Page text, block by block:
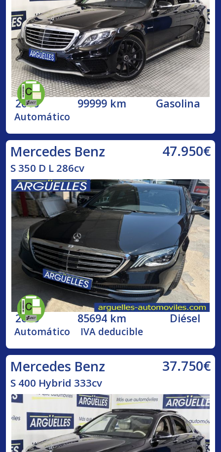
2016 99999 km Gasolina
Automático
Mercedes Benz 47.950€
S 350 D L 286cv
2018 85694 km Diésel
Automático IVA deducible
Mercedes Benz 37.750€
S 400 Hybrid 333cv